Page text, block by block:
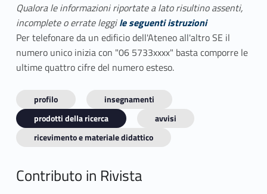
Qualora le informazioni riportate a lato risultino assenti,
incomplete o errate leggile seguenti istruzioni
Per telefonare da un edificio dell'Ateneo all'altro SE il
numero unico inizia con "06 5733xxxx" basta comporre le
ultime quattro cifre del numero esteso.
profilo
insegnamenti
prodotti della ricerca
avvisi
ricevimento e materiale didattico
Contributo in Rivista